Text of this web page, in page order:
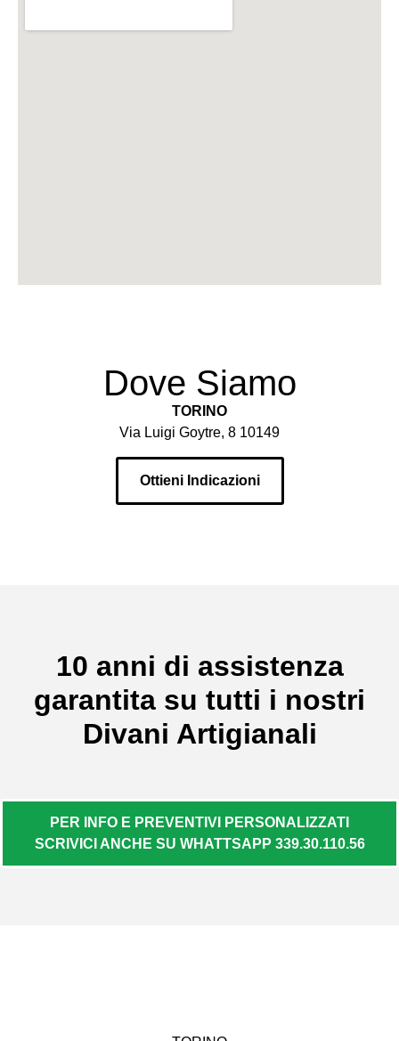
Dove Siamo
TORINO
Via Luigi Goytre, 8 10149
Ottieni Indicazioni
10 anni di assistenza
garantita su tutti i nostri
Divani Artigianali
PER INFO E PREVENTIVI PERSONALIZZATI
SCRIVICI ANCHE SU WHATTSAPP 339.30.110.56